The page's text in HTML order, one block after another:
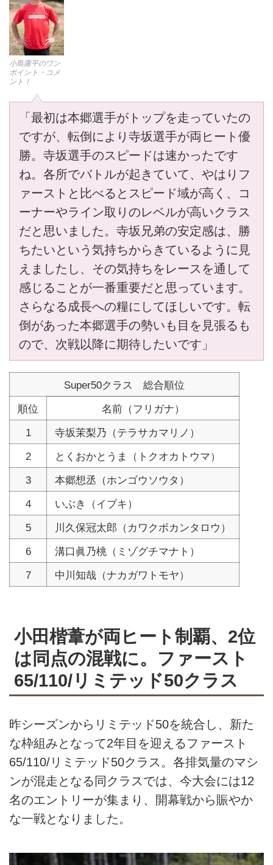
小島庸平のワン
ポイント・コメ
ント！
「最初は本郷選手がトップを走っていたの
ですが、転倒により寺坂選手が両ヒート優
勝。寺坂選手のスピードは速かったです
ね。各所でバトルが起きていて、やはりフ
ァーストと比べるとスピード域が高く、コ
ーナーやライン取りのレベルが高いクラス
だと思いました。寺坂兄弟の安定感は、勝
ちたいという気持ちからきているように見
えましたし、その気持ちをレースを通して
感じることが一番重要だと思っています。
さらなる成長への糧にしてほしいです。転
倒があった本郷選手の勢いも目を見張るも
ので、次戦以降に期待したいです」
Super50クラス 総合順位
順位
名前（フリガナ）
1
寺坂茉梨乃（テラサカマリノ）
2
とくおかとうま（トクオカトウマ）
3
本郷想丞（ホンゴウソウタ）
4
いぶき（イブキ）
5
川久保冠太郎（カワクボカンタロウ）
6
溝口眞乃桃（ミゾグチマナト）
7
中川知哉（ナカガワトモヤ）
小田楷葦が両ヒート制覇、2位
は同点の混戦に。ファースト
65/110/リミテッド50クラス
昨シーズンからリミテッド50を統合し、新た
な枠組みとなって2年目を迎えるファースト
65/110/リミテッド50クラス。各排気量のマシ
ンが混走となる同クラスでは、今大会には12
名のエントリーが集まり、開幕戦から賑やか
な一戦となりました。